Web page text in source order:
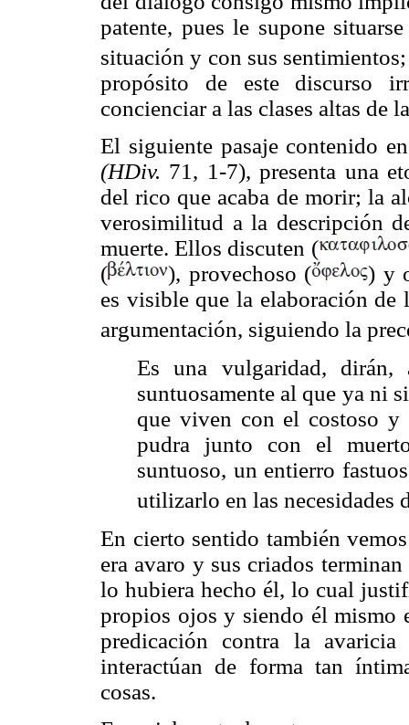
patente, pues le supone
situación y con sus
propósito de este discurso
concienciar a las clases altas de
El siguiente pasaje contenido
(HDiv. 71, 1-7), presenta una
del rico que acaba de morir; la
verosimilitud a la descripción
muerte. Ellos discuten (
(
), provechoso (
) y
es visible que la elaboración de
argumentación, siguiendo la
Es una vulgaridad, dirán,
suntuosamente al que ya ni
que viven con el costoso y
pudra junto con el
suntuoso, un entierro
utilizarlo en las necesidades
En cierto sentido también
era avaro y sus criados
lo hubiera hecho él, lo cual
propios ojos y siendo él mismo
predicación contra la
interactúan de forma tan
cosas.